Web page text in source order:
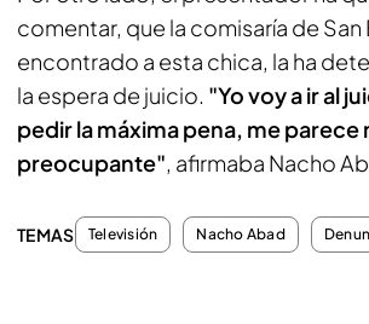
comentar, que la comisaría de San
encontrado a esta chica, la ha
la espera de juicio. "Yo voy a ir al
pedir la máxima pena, me parece
preocupante", afirmaba Nacho
TEMAS Televisión Nacho Abad